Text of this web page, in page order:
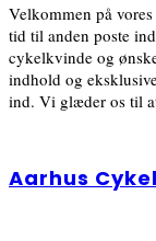
Velkommen på
tid til anden poste
cykelkvinde og
indhold og
ind. Vi glæder os til
Aarhus